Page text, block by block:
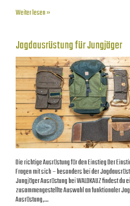
Weiter lesen »
Jagdausrüstung für Jungjäger
Die richtige Ausrüstung für den Einstieg Der
Fragen mit sich – besonders bei der
Jungjäger Ausrüstung bei WALDKAUZ findest du
zusammengestellte Auswahl an funktionaler
Ausrüstung,…